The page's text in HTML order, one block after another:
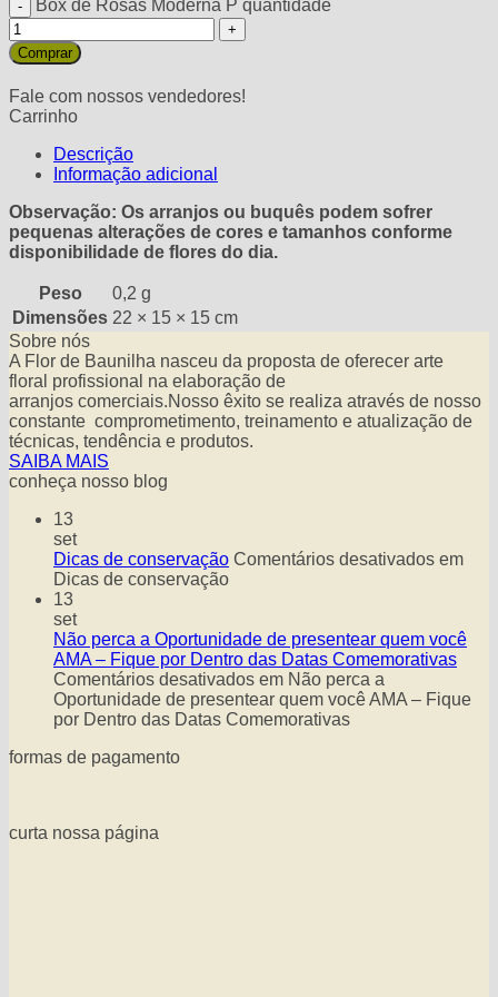
Box de Rosas Moderna P quantidade
Comprar
Fale com nossos vendedores!
Carrinho
Descrição
Informação adicional
Observação: Os arranjos ou buquês podem sofrer
pequenas alterações de cores e tamanhos conforme
disponibilidade de flores do dia.
Peso
0,2 g
Dimensões 22 × 15 × 15 cm
Sobre nós
A Flor de Baunilha nasceu da proposta de oferecer arte
floral profissional na elaboração de
arranjos comerciais.Nosso êxito se realiza através de nosso
constante comprometimento, treinamento e atualização de
técnicas, tendência e produtos.
SAIBA MAIS
conheça nosso blog
13
set
Dicas de conservação Comentários desativados em
Dicas de conservação
13
set
Não perca a Oportunidade de presentear quem você
AMA – Fique por Dentro das Datas Comemorativas
Comentários desativados em Não perca a
Oportunidade de presentear quem você AMA – Fique
por Dentro das Datas Comemorativas
formas de pagamento
curta nossa página